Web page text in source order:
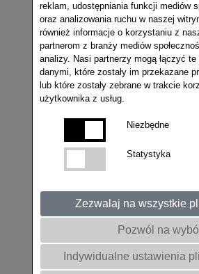
reklam, udostępniania funkcji mediów
oraz analizowania ruchu w naszej
również informacje o korzystaniu z
partnerom z branży mediów
analizy. Nasi partnerzy mogą łączyć
danymi, które zostały im przekazane
lub które zostały zebrane w trakcie
użytkownika z usług.
Niezbędne
Statystyka
Zezwalaj na wszystkie
Pozwól na
Indywidualne ustawienia